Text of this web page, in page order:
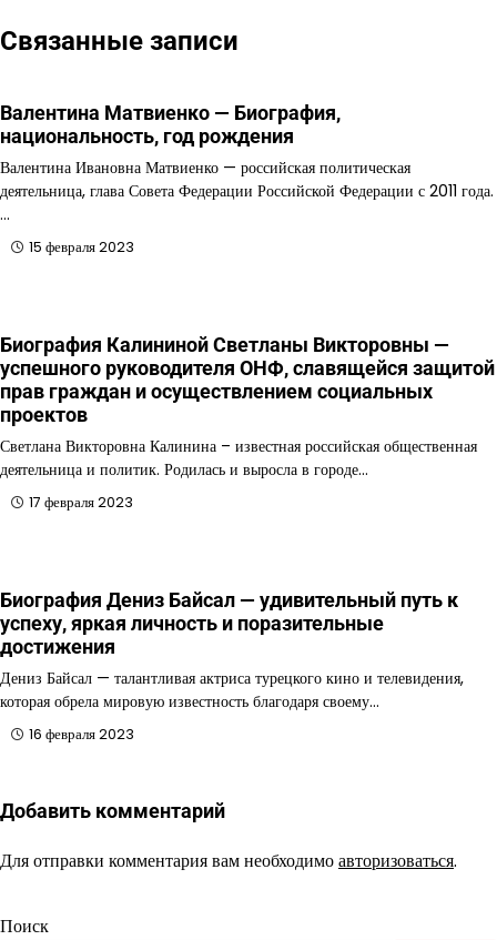
Связанные записи
Валентина Матвиенко — Биография,
национальность, год рождения
Валентина Ивановна Матвиенко — российская политическая
деятельница, глава Совета Федерации Российской Федерации с 2011 года.
…
15 февраля 2023
Биография Калининой Светланы Викторовны —
успешного руководителя ОНФ, славящейся защитой
прав граждан и осуществлением социальных
проектов
Светлана Викторовна Калинина – известная российская общественная
деятельница и политик. Родилась и выросла в городе…
17 февраля 2023
Биография Дениз Байсал — удивительный путь к
успеху, яркая личность и поразительные
достижения
Дениз Байсал — талантливая актриса турецкого кино и телевидения,
которая обрела мировую известность благодаря своему…
16 февраля 2023
Добавить комментарий
Для отправки комментария вам необходимоавторизоваться.
Поиск